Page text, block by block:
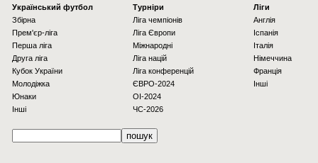
Українcький футбол
Збірна
Прем'єр-ліга
Перша ліга
Друга ліга
Кубок України
Молодіжка
Юнаки
Інші
Турніри
Ліга чемпіонів
Ліга Європи
Міжнародні
Ліга націй
Ліга конференцій
ЄВРО-2024
OI-2024
ЧС-2026
Ліги
Англія
Іспанія
Італія
Німеччина
Франція
Інші